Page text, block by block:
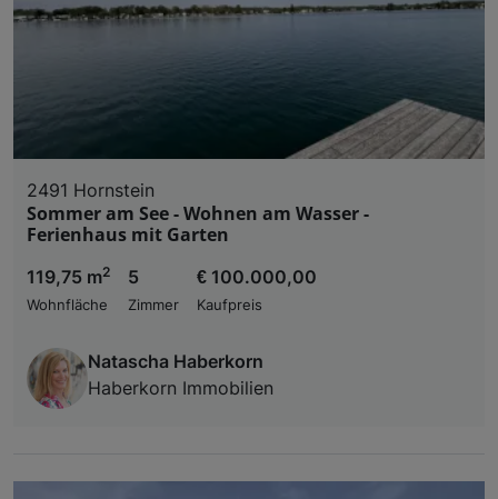
2491 Hornstein
Sommer am See - Wohnen am Wasser -
Ferienhaus mit Garten
119,75 m2
Wohnfläche
5
Zimmer
€ 100.000,00
Kaufpreis
Natascha Haberkorn
Haberkorn Immobilien